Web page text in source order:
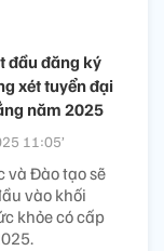
đầu đăng ký
xét tuyển đại
năm 2025
11:05’
và Đào tạo sẽ
vào khối
khỏe có cấp